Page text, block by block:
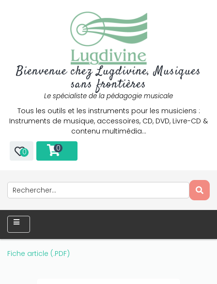
Bienvenue chez Lugdivine, Musiques
sans frontières
Le spécialiste de la pédagogie musicale
Tous les outils et les instruments pour les musiciens :
Instruments de musique, accessoires, CD, DVD, Livre-CD &
contenu multimédia…
0 0
Fiche article (.PDF)